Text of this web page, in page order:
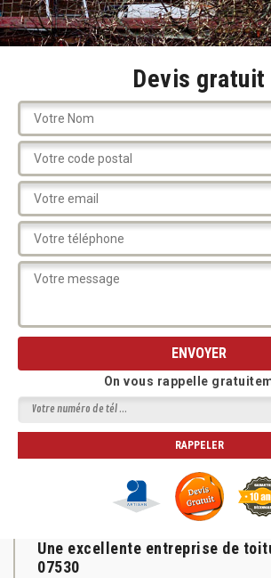
Devis gratuit
On vous rappelle
Une excellente entreprise de
07530